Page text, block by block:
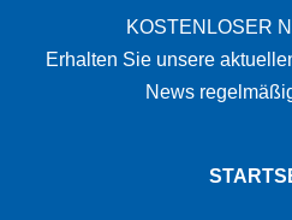
KOSTENLOSER
Erhalten Sie unsere
News